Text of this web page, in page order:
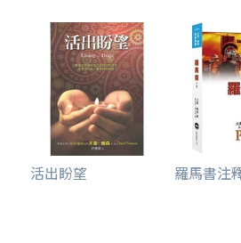
活出盼望 羅馬書注